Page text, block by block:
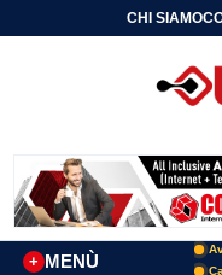
CHI SIAMO
MENÙ
+